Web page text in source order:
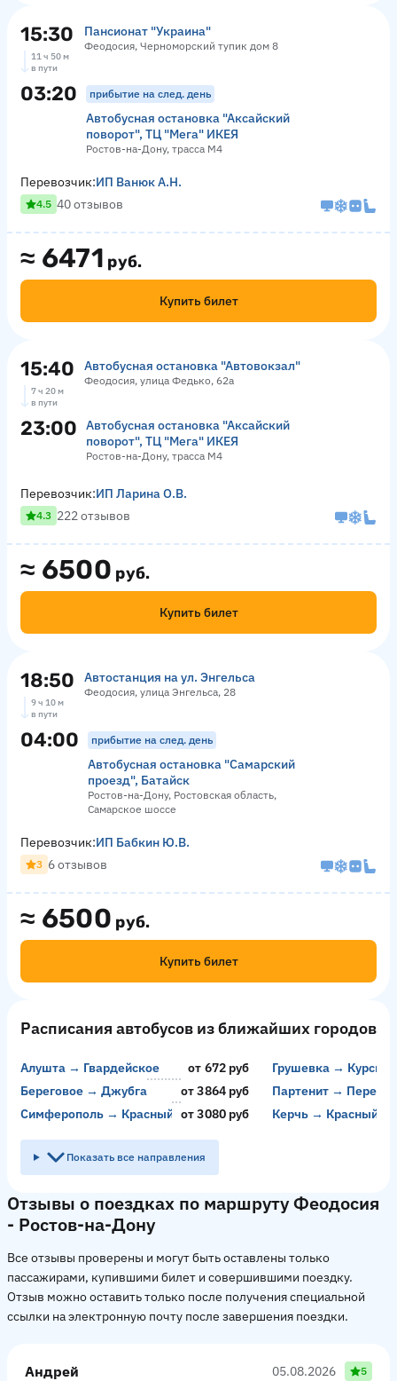
15:30 Пансионат "Украина"
Феодосия, Черноморский тупик дом 8
11 ч 50 м
в пути
03:20 прибытие на след. день
Автобусная остановка "Аксайский
поворот", ТЦ "Мега" ИКЕЯ
Ростов-на-Дону, трасса М4
≈ 6471 руб.
Купить билет
Перевозчик:ИП Ванюк А.Н.
4.5 40 отзывов
15:40 Автобусная остановка "Автовокзал"
Феодосия, улица Федько, 62а
7 ч 20 м
в пути
23:00
Автобусная остановка "Аксайский
поворот", ТЦ "Мега" ИКЕЯ
Ростов-на-Дону, трасса М4
≈ 6500 руб.
Купить билет
Перевозчик:ИП Ларина О.В.
4.3 222 отзывов
18:50 Автостанция на ул. Энгельса
Феодосия, улица Энгельса, 28
9 ч 10 м
в пути
04:00 прибытие на след. день
Автобусная остановка "Самарский
проезд", Батайск
Ростов-на-Дону, Ростовская область,
Самарское шоссе
≈ 6500 руб.
Купить билет
Перевозчик:ИП Бабкин Ю.В.
3 6 отзывов
Расписания автобусов из ближайших городов
Алушта → Гвардейское от 672 руб Грушевка → Курск
Береговое → Джубга
от 3864 руб Партенит →
Симферополь → Красный Колосот 3080 руб Керчь → Красный
Показать все направления
Отзывы о поездках по маршруту Феодосия
- Ростов-на-Дону
Все отзывы проверены и могут быть оставлены только
пассажирами, купившими билет и совершившими поездку.
Отзыв можно оставить только после получения специальной
ссылки на электронную почту после завершения поездки.
Андрей 05.08.2026 5